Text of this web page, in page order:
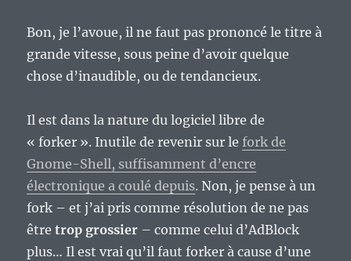
Bon, je l’avoue, il ne faut pas prononcé le titre à
grande vitesse, sous peine d’avoir quelque
chose d’inaudible, ou de tendancieux.
Il est dans la nature du logiciel libre de
« forker ». Inutile de revenir sur lefork de
Gnome-Shell, suffisamment d’encre
électronique a coulé depuis. Non, je pense à un
fork – et j’ai pris comme résolution de ne pas
êtretrop grossier – comme celui d’AdBlock
plus… Il est vrai qu’il faut forker à cause d’une